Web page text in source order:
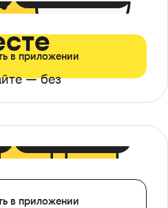
— без
в приложении
в приложении